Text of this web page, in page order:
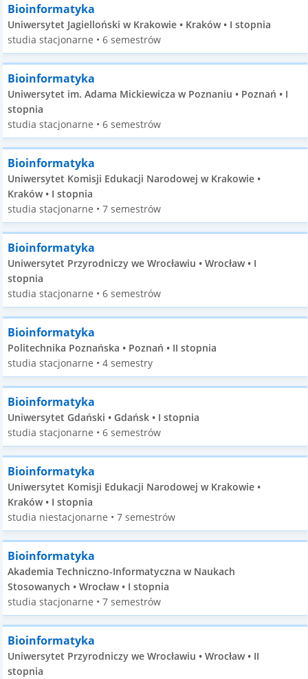
Bioinformatyka
Uniwersytet Jagielloński w Krakowie • Kraków • I stopnia
studia stacjonarne • 6 semestrów
Bioinformatyka
Uniwersytet im. Adama Mickiewicza w Poznaniu • Poznań • I
stopnia
studia stacjonarne • 6 semestrów
Bioinformatyka
Uniwersytet Komisji Edukacji Narodowej w Krakowie •
Kraków • I stopnia
studia stacjonarne • 7 semestrów
Bioinformatyka
Uniwersytet Przyrodniczy we Wrocławiu • Wrocław • I
stopnia
studia stacjonarne • 6 semestrów
Bioinformatyka
Politechnika Poznańska • Poznań • II stopnia
studia stacjonarne • 4 semestry
Bioinformatyka
Uniwersytet Gdański • Gdańsk • I stopnia
studia stacjonarne • 6 semestrów
Bioinformatyka
Uniwersytet Komisji Edukacji Narodowej w Krakowie •
Kraków • I stopnia
studia niestacjonarne • 7 semestrów
Bioinformatyka
Akademia Techniczno-Informatyczna w Naukach
Stosowanych • Wrocław • I stopnia
studia stacjonarne • 7 semestrów
Bioinformatyka
Uniwersytet Przyrodniczy we Wrocławiu • Wrocław • II
stopnia